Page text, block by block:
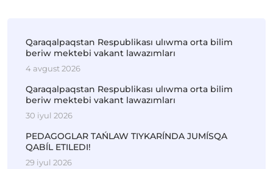
Qaraqalpaqstan Respublikası ulıwma orta bilim
beriw mektebi vakant lawazımları
4 avgust 2026
Qaraqalpaqstan Respublikası ulıwma orta bilim
beriw mektebi vakant lawazımları
30 iyul 2026
PEDAGOGLAR TAŃLAW TIYKARÍNDA JUMÍSQA
QABÍL ETILEDI!
29 iyul 2026